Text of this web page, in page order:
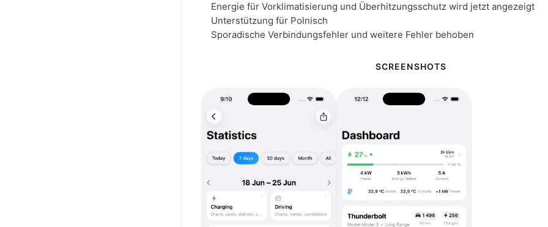
Energie für Vorklimatisierung und Überhitzungsschutz wird jetzt angezeigt
Unterstützung für Polnisch
Sporadische Verbindungsfehler und weitere Fehler behoben
SCREENSHOTS